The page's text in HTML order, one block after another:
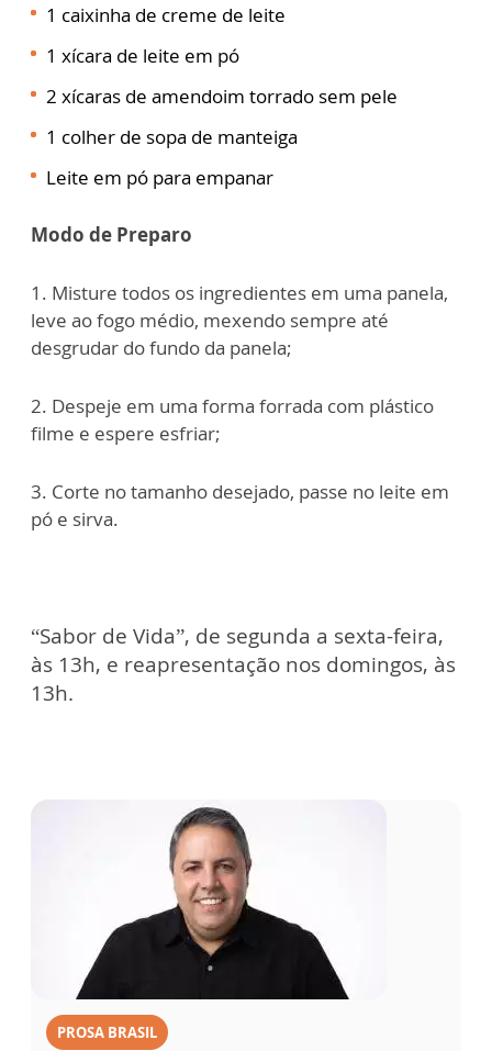
1 caixinha de creme de leite
1 xícara de leite em pó
2 xícaras de amendoim torrado sem pele
1 colher de sopa de manteiga
Leite em pó para empanar
Modo de Preparo
1. Misture todos os ingredientes em uma panela,
leve ao fogo médio, mexendo sempre até
desgrudar do fundo da panela;
2. Despeje em uma forma forrada com plástico
filme e espere esfriar;
3. Corte no tamanho desejado, passe no leite em
pó e sirva.
“Sabor de Vida”, de segunda a sexta-feira,
às 13h, e reapresentação nos domingos, às
13h.
PROSA BRASIL